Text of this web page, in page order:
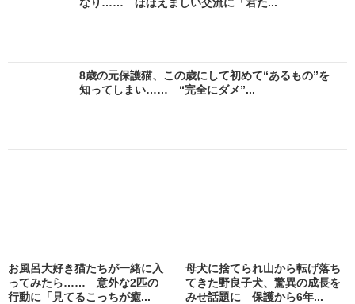
8歳の元保護猫、この歳にして初めて“あるもの”を
知ってしまい…… “完全にダメ”...
お風呂大好き猫たちが一緒に入
ってみたら…… 意外な2匹の
行動に「見てるこっちが癒...
母犬に捨てられ山から転げ落ち
てきた野良子犬、驚異の成長を
みせ話題に 保護から6年...